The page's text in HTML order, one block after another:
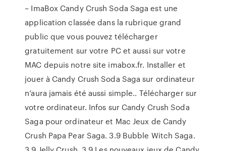
– ImaBox Candy Crush Soda Saga est une
application classée dans la rubrique grand
public que vous pouvez télécharger
gratuitement sur votre PC et aussi sur votre
MAC depuis notre site imabox.fr. Installer et
jouer à Candy Crush Soda Saga sur ordinateur
n’aura jamais été aussi simple.. Télécharger sur
votre ordinateur. Infos sur Candy Crush Soda
Saga pour ordinateur et Mac Jeux de Candy
Crush Papa Pear Saga. 3.9 Bubble Witch Saga.